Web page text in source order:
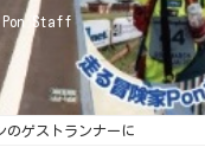
Pon Staff
のゲストランナーに